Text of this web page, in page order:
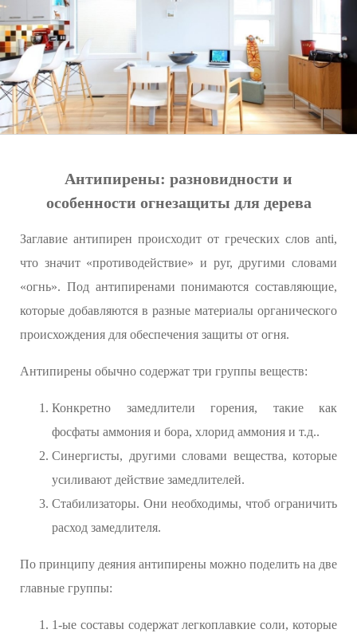
Антипирены: разновидности и
особенности огнезащиты для дерева
Заглавие антипирен происходит от греческих слов anti,
что значит «противодействие» и руr, другими словами
«огнь». Под антипиренами понимаются составляющие,
которые добавляются в разные материалы органического
происхождения для обеспечения защиты от огня.
Антипирены обычно содержат три группы веществ:
Конкретно замедлители горения, такие как
фосфаты аммония и бора, хлорид аммония и т.д..
Синергисты, другими словами вещества, которые
усиливают действие замедлителей.
Стабилизаторы. Они необходимы, чтоб ограничить
расход замедлителя.
По принципу деяния антипирены можно поделить на две
главные группы:
1-ые составы содержат легкоплавкие соли, которые